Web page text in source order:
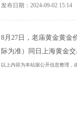
发布日期：2024-09-02
8月27日，老庙黄金黄金
际为准）同日上海黄金
以上内容为本站据公开信息整理，